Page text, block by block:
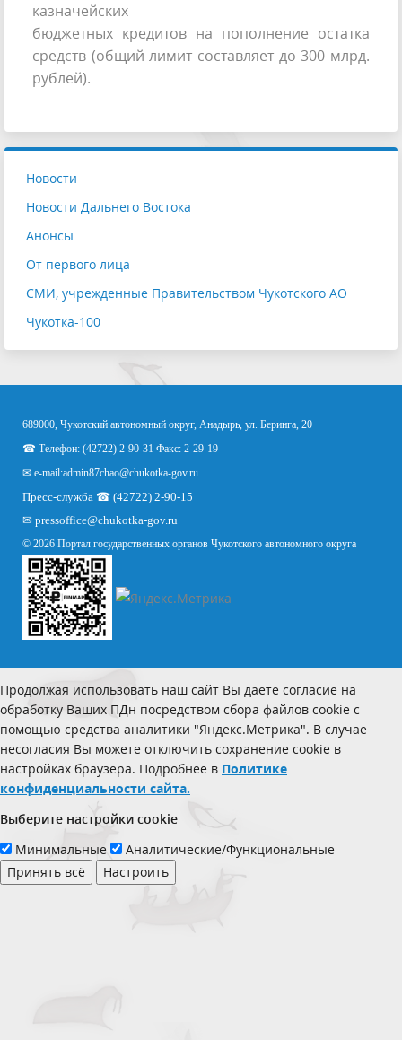
казначейских
бюджетных кредитов на пополнение остатка
средств (общий лимит составляет до 300 млрд.
рублей).
Новости
Новости Дальнего Востока
Анонсы
От первого лица
СМИ, учрежденные Правительством Чукотского АО
Чукотка-100
689000, Чукотский автономный округ, Анадырь, ул. Беринга, 20
☎ Телефон: (42722) 2-90-31 Факс: 2-29-19
✉ e-mail:admin87chao@chukotka-gov.ru
Пресс-служба ☎ (42722) 2-90-15
✉ pressoffice@chukotka-gov.ru
© 2026 Портал государственных органов Чукотского автономного округа
Продолжая использовать наш сайт Вы даете согласие на
обработку Ваших ПДн посредством сбора файлов cookie с
помощью средства аналитики "Яндекс.Метрика". В случае
несогласия Вы можете отключить сохранение cookie в
настройках браузера. Подробнее в Политике
конфиденциальности сайта.
Выберите настройки cookie
Минимальные
Аналитические/Функциональные
Принять всё
Настроить